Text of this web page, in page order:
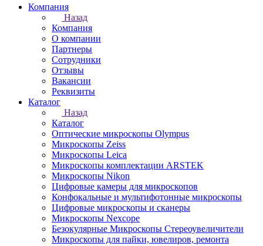
Компания
Назад
Компания
О компании
Партнеры
Сотрудники
Отзывы
Вакансии
Реквизиты
Каталог
Назад
Каталог
Оптические микроскопы Olympus
Микроскопы Zeiss
Микроскопы Leica
Микроскопы комплектации ARSTEK
Микроскопы Nikon
Цифровые камеры для микроскопов
Конфокальные и мультифотонные микроскопы
Цифровые микроскопы и сканеры
Микроскопы Nexcope
Безокулярные Микроскопы Стереоувеличители
Микроскопы для пайки, ювелиров, ремонта